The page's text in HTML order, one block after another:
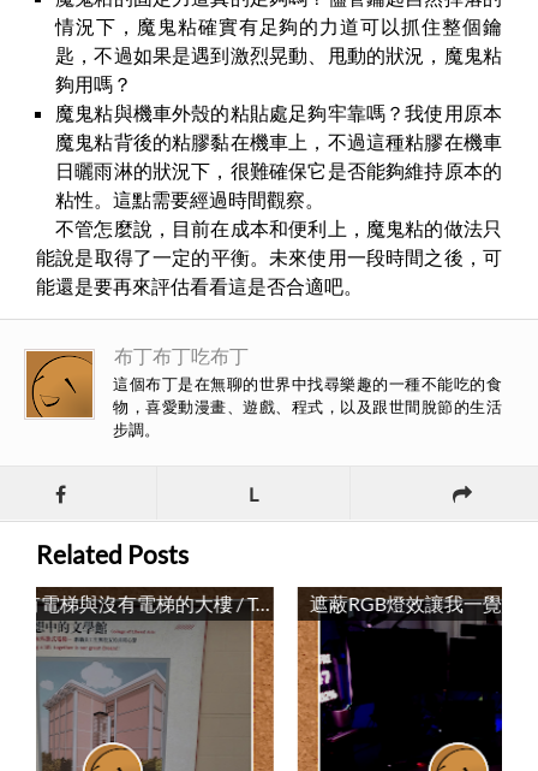
情況下，魔鬼粘確實有足夠的力道可以抓住整個鑰
匙，不過如果是遇到激烈晃動、甩動的狀況，魔鬼粘
夠用嗎？
魔鬼粘與機車外殼的粘貼處足夠牢靠嗎？我使用原本
魔鬼粘背後的粘膠黏在機車上，不過這種粘膠在機車
日曬雨淋的狀況下，很難確保它是否能夠維持原本的
粘性。這點需要經過時間觀察。
不管怎麼說，目前在成本和便利上，魔鬼粘的做法只
能說是取得了一定的平衡。未來使用一段時間之後，可
能還是要再來評估看看這是否合適吧。
布丁布丁吃布丁
這個布丁是在無聊的世界中找尋樂趣的一種不能吃的食
物，喜愛動漫畫、遊戲、程式，以及跟世間脫節的生活
步調。
L
Related Posts
雜談：有電梯與沒有電梯的大樓 / Talk: Buildings With and Without Elevators 遮蔽RGB燈效讓我一覺好眠 / Blocking the Rgb Lighting Effects Allows Me to Sleep Soundly